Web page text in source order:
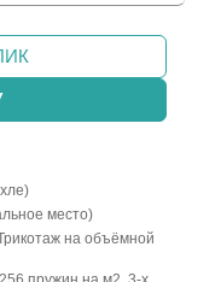
место)
на объёмной